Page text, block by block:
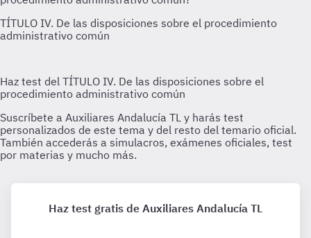
Haz test gratis de Auxiliares Andalucía TL